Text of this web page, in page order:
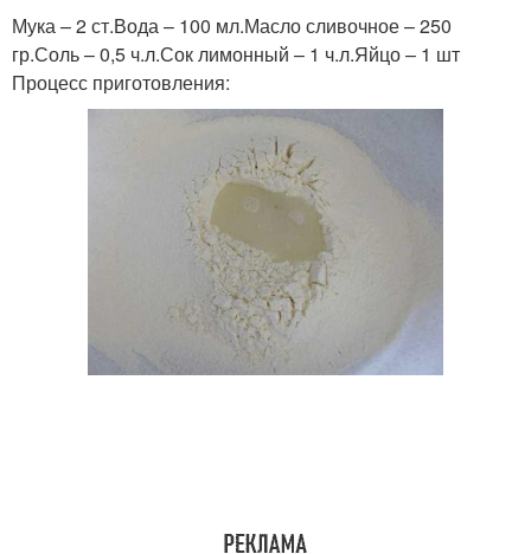
Мука – 2 ст.Вода – 100 мл.Масло сливочное – 250
гр.Соль – 0,5 ч.л.Сок лимонный – 1 ч.л.Яйцо – 1 шт
Процесс приготовления: